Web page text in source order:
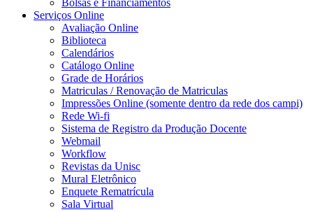
Bolsas e Financiamentos
Serviços Online
Avaliação Online
Biblioteca
Calendários
Catálogo Online
Grade de Horários
Matriculas / Renovação de Matriculas
Impressões Online (somente dentro da rede dos campi)
Rede Wi-fi
Sistema de Registro da Produção Docente
Webmail
Workflow
Revistas da Unisc
Mural Eletrônico
Enquete Rematrícula
Sala Virtual